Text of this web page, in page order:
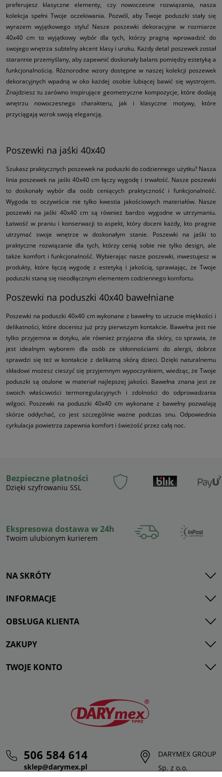
preferujesz klasyczne elementy, czy nowoczesne rozwiązania, nasza
kolekcja spełni Twoje oczekiwania. Pozwól, aby Twoje poduszki stały się
wyrazem wyjątkowego stylu! Nasze poszewki dekoracyjne w rozmiarze
40x40 cm to wyjątkowy wybór dla tych, którzy pragną wprowadzić do
swojego wnętrza subtelny akcent klasy i uroku. Każdy detal poszewek został
starannie przemyślany, aby zapewnić doskonały balans pomiędzy estetyką a
funkcjonalnością. Różnorodne wzory dostępne w naszej kolekcji poszewek
dekoracyjnych wpadną w oko każdej osobie lubiącej bawić się wystrojem.
Znajdziesz tu zarówno inspirujące geometryczne kompozycje, które dodają
wnętrzu nowoczesnego charakteru, jak i klasyczne motywy, które
przyciągają wzrok swoją elegancją.
Poszewki na jaśki 40x40
Szukasz praktycznych poszewek na poduszki do codziennego użytku? Nasza
linia poszewek na jaśki 40x40 cm łączy wygodę i trwałość. Nasze poszewki
to doskonały wybór dla osób ceniących praktyczność i funkcjonalność.
Wygoda to oczywiście nie tylko kwestia jakościowych materiałów. Nasze
poszewki na jaśki 40x40 cm są również bardzo wygodne w utrzymaniu.
Łatwość w praniu i konserwacji to aspekt, który doceni każdy, kto pragnie
utrzymać swoje wnętrze w doskonałym stanie. Poszewki na jaśki to
praktyczne rozwiązanie dla tych, którzy cenią sobie nie tylko design, ale
także komfort i funkcjonalność. Wybierając nasze poszewki, inwestujesz w
produkty, które łączą wygodę z estetyką i jakością, sprawiając, że Twoje
poduszki staną się nieodłącznym elementem codziennego komfortu.
Poszewki na poduszki 40x40 bawełniane
Poszewki na poduszki 40x40 cm wykonane z bawełny to uczucie miękkości i
delikatności, które docenisz już przy pierwszym kontakcie. Bawełna jest nie
tylko przyjemna w dotyku, ale również przyjazna dla skóry, co sprawia, że
jest idealnym wyborem dla osób ze skłonnościami do alergii, dobrze
sprawdzi się też w kontakcie z delikatną skórą dzieci. Dzięki naturalnemu
składowi możesz cieszyć się przyjemnym wypoczynkiem, wiedząc, że Twoje
poduszki są otulone w materiał najlepszej jakości. Bawełna znana jest ze
swoich właściwości termoregulacyjnych i zdolności do odprowadzania
wilgoci. Poszewki na poduszki 40x40 cm wykonane z bawełny pozwalają
skórze oddychać, co jest szczególnie ważne podczas snu. Odpowiednia
cyrkulacja powietrza zapewnia komfort i świeżość przez całą noc.
Bezpieczne płatności
Dzięki szyfrowaniu SSL
Ekspresowa dostawa w 24h
Twoim ulubionym kurierem
NA SKRÓTY
INFORMACJE
OBSŁUGA KLIENTA
ZAKUPY
TWOJE KONTO
506 584 614
sklep@darymex.pl
DARYMEX GROUP
Sp. z o.o.